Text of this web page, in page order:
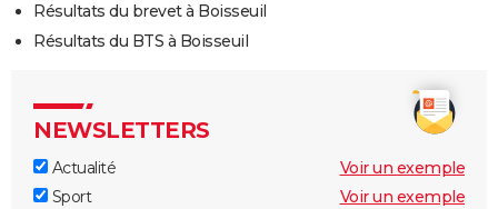
Résultats du brevet à Boisseuil
Résultats du BTS à Boisseuil
NEWSLETTERS
Actualité
Voir un exemple
Sport
Voir un exemple